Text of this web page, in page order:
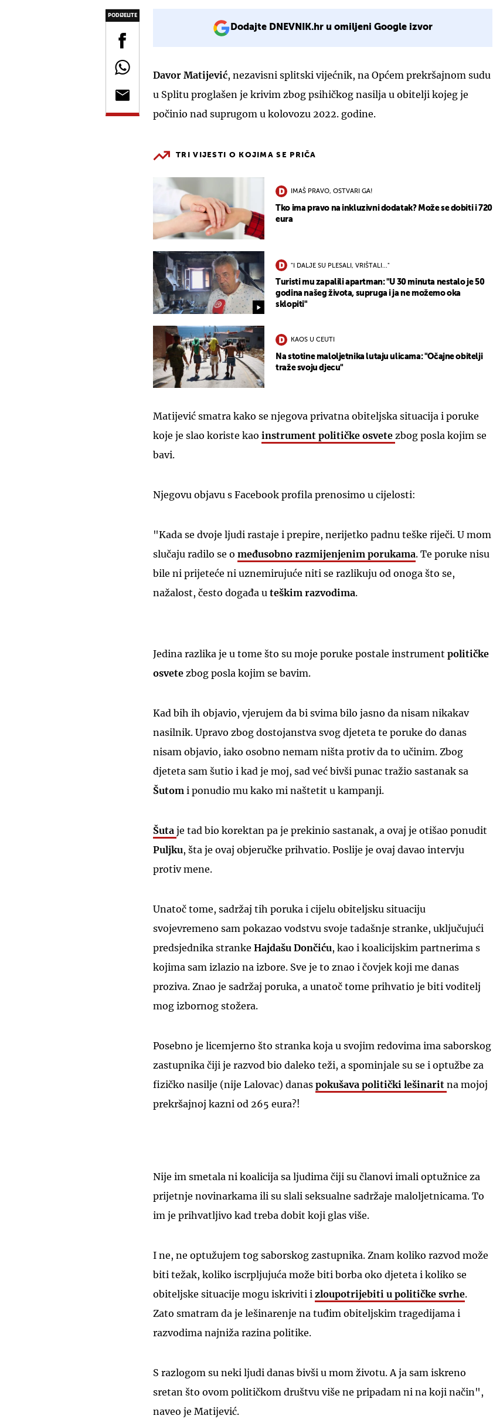
PODIJELITE
Dodajte DNEVNIK.hr u omiljeni Google izvor
Davor Matijević, nezavisni splitski vijećnik, na Općem prekršajnom sudu
u Splitu proglašen je krivim zbog psihičkog nasilja u obitelji kojeg je
počinio nad suprugom u kolovozu 2022. godine.
TRI VIJESTI O KOJIMA SE PRIČA
IMAŠ PRAVO, OSTVARI GA!
Tko ima pravo na inkluzivni dodatak? Može se dobiti i 720
eura
"I DALJE SU PLESALI, VRIŠTALI..."
Turisti mu zapalili apartman: "U 30 minuta nestalo je 50
godina našeg života, supruga i ja ne možemo oka
sklopiti"
KAOS U CEUTI
Na stotine maloljetnika lutaju ulicama: "Očajne obitelji
traže svoju djecu"
Matijević smatra kako se njegova privatna obiteljska situacija i poruke
koje je slao koriste kao instrument političke osvete zbog posla kojim se
bavi.
Njegovu objavu s Facebook profila prenosimo u cijelosti:
"Kada se dvoje ljudi rastaje i prepire, nerijetko padnu teške riječi. U mom
slučaju radilo se o međusobno razmijenjenim porukama. Te poruke nisu
bile ni prijeteće ni uznemirujuće niti se razlikuju od onoga što se,
nažalost, često događa u teškim razvodima.
Jedina razlika je u tome što su moje poruke postale instrument političke
osvete zbog posla kojim se bavim.
Kad bih ih objavio, vjerujem da bi svima bilo jasno da nisam nikakav
nasilnik. Upravo zbog dostojanstva svog djeteta te poruke do danas
nisam objavio, iako osobno nemam ništa protiv da to učinim. Zbog
djeteta sam šutio i kad je moj, sad već bivši punac tražio sastanak sa
Šutom i ponudio mu kako mi naštetit u kampanji.
Šuta je tad bio korektan pa je prekinio sastanak, a ovaj je otišao ponudit
Puljku, šta je ovaj objeručke prihvatio. Poslije je ovaj davao intervju
protiv mene.
Unatoč tome, sadržaj tih poruka i cijelu obiteljsku situaciju
svojevremeno sam pokazao vodstvu svoje tadašnje stranke, uključujući
predsjednika stranke Hajdašu Dončiću, kao i koalicijskim partnerima s
kojima sam izlazio na izbore. Sve je to znao i čovjek koji me danas
proziva. Znao je sadržaj poruka, a unatoč tome prihvatio je biti voditelj
mog izbornog stožera.
Posebno je licemjerno što stranka koja u svojim redovima ima saborskog
zastupnika čiji je razvod bio daleko teži, a spominjale su se i optužbe za
fizičko nasilje (nije Lalovac) danas pokušava politički lešinarit na mojoj
prekršajnoj kazni od 265 eura?!
Nije im smetala ni koalicija sa ljudima čiji su članovi imali optužnice za
prijetnje novinarkama ili su slali seksualne sadržaje maloljetnicama. To
im je prihvatljivo kad treba dobit koji glas više.
I ne, ne optužujem tog saborskog zastupnika. Znam koliko razvod može
biti težak, koliko iscrpljujuća može biti borba oko djeteta i koliko se
obiteljske situacije mogu iskriviti i zloupotrijebiti u političke svrhe.
Zato smatram da je lešinarenje na tuđim obiteljskim tragedijama i
razvodima najniža razina politike.
S razlogom su neki ljudi danas bivši u mom životu. A ja sam iskreno
sretan što ovom političkom društvu više ne pripadam ni na koji način",
naveo je Matijević.
UKLJUČITE NOTIFIKACIJE